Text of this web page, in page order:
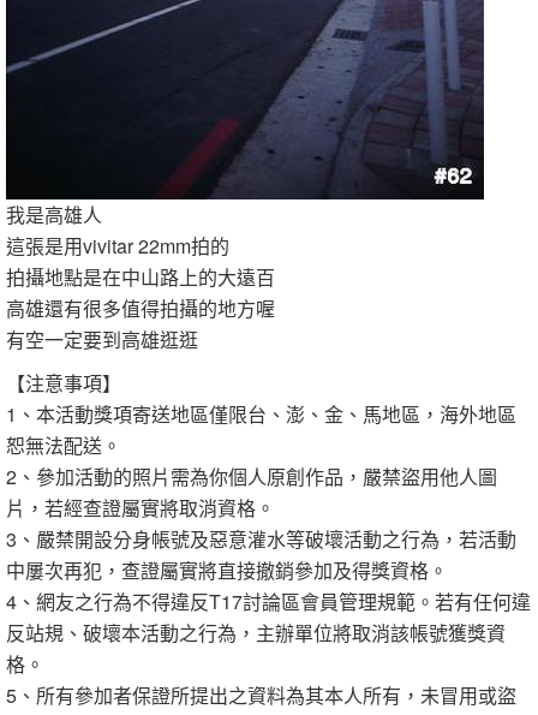
我是高雄人
這張是用vivitar 22mm拍的
拍攝地點是在中山路上的大遠百
高雄還有很多值得拍攝的地方喔
有空一定要到高雄逛逛
【注意事項】
1、本活動獎項寄送地區僅限台、澎、金、馬地區，海外地區
恕無法配送。
2、參加活動的照片需為你個人原創作品，嚴禁盜用他人圖
片，若經查證屬實將取消資格。
3、嚴禁開設分身帳號及惡意灌水等破壞活動之行為，若活動
中屢次再犯，查證屬實將直接撤銷參加及得獎資格。
4、網友之行為不得違反T17討論區會員管理規範。若有任何違
反站規、破壞本活動之行為，主辦單位將取消該帳號獲獎資
格。
5、所有參加者保證所提出之資料為其本人所有，未冒用或盜